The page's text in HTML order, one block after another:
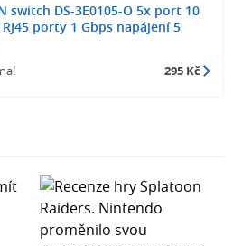
switch DS-3E0105-O 5x port 10
porty 1 Gbps napájení 5
295 Kč